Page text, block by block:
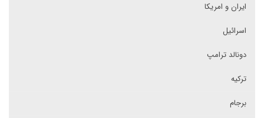
ایران و امریکا
اسرائیل
دونالد ترامپ
ترکیه
برجام